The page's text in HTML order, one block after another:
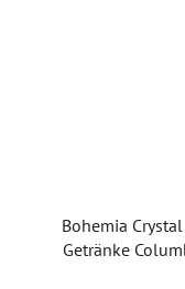
Bohemia
Getränke